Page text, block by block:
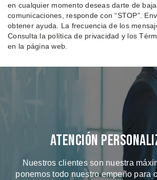
en cualquier momento deseas darte de
comunicaciones, responde con “STOP”.
obtener ayuda. La frecuencia de los
Consulta la política de privacidad y los
en la página web.
Atención
Nuestros clientes son nuestra
ponemos todo nuestro empeño para